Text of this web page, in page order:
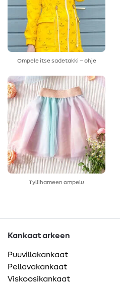
Ompele itse sadetakki – ohje
Tyllihameen ompelu
Kankaat arkeen
Puuvillakankaat
Pellavakankaat
Viskoosikankaat